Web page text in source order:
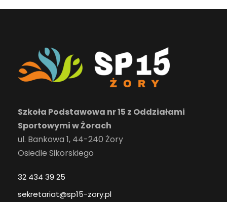
Szkoła Podstawowa nr 15 z Oddziałami
Sportowymi w Żorach
ul. Bankowa 1, 44-240 Żory
Osiedle Sikorskiego
32 434 39 25
sekretariat@sp15-zory.pl